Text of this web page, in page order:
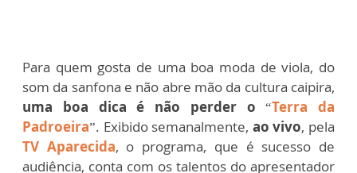
Para quem gosta de uma boa moda de viola, do
som da sanfona e não abre mão da cultura caipira,
uma boa dica é não perder o“Terra da
Padroeira”. Exibido semanalmente, ao vivo, pela
TV Aparecida, o programa, que é sucesso de
audiência, conta com os talentos do apresentador